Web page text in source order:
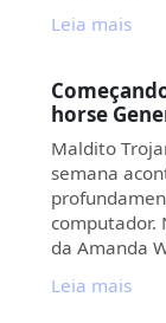
Leia mais
horse
Maldito
semana
computador.
da Amanda
Leia mais